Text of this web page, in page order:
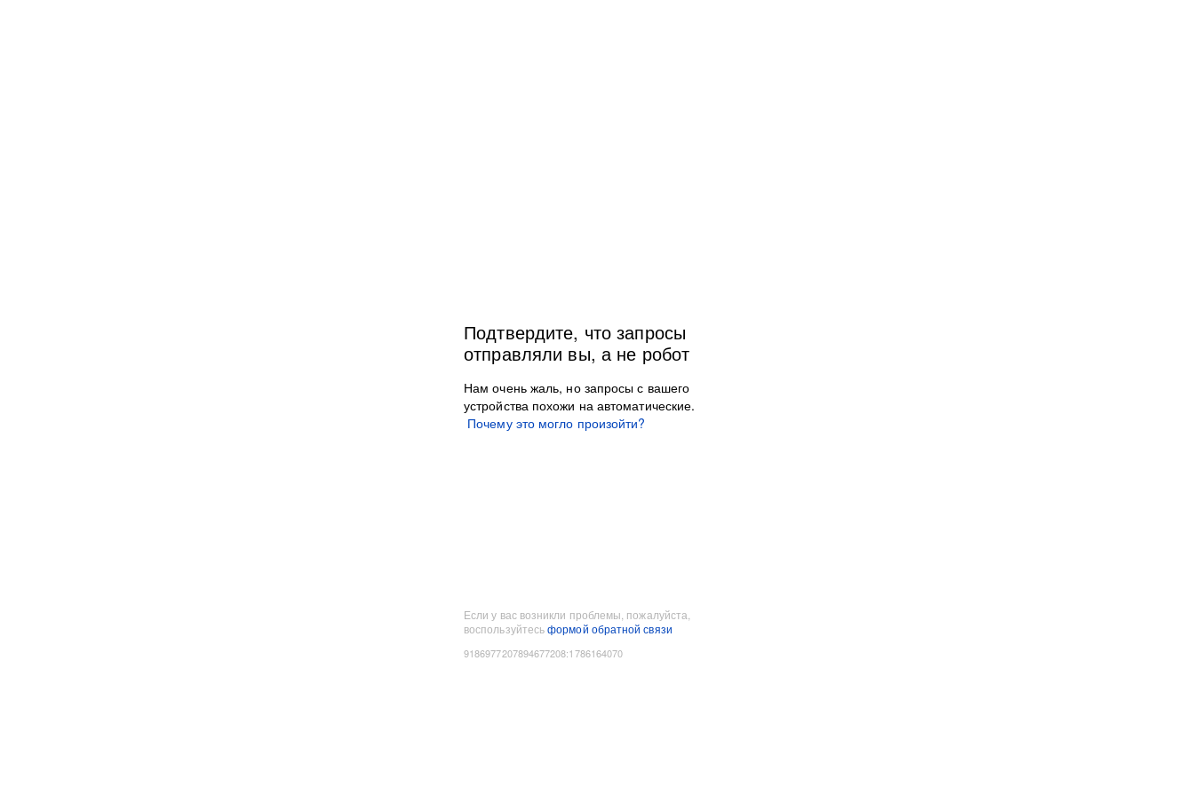
Подтвердите, что запросы
отправляли вы, а не робот
Нам очень жаль, но запросы с вашего
устройства похожи на автоматические.
Почему это могло произойти?
Если у вас возникли проблемы, пожалуйста,
воспользуйтесьформой обратной связи
9186977207894677208:1786164070